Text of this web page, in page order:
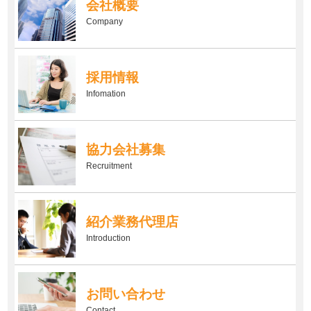
会社概要
Company
採用情報
Infomation
協力会社募集
Recruitment
紹介業務代理店
Introduction
お問い合わせ